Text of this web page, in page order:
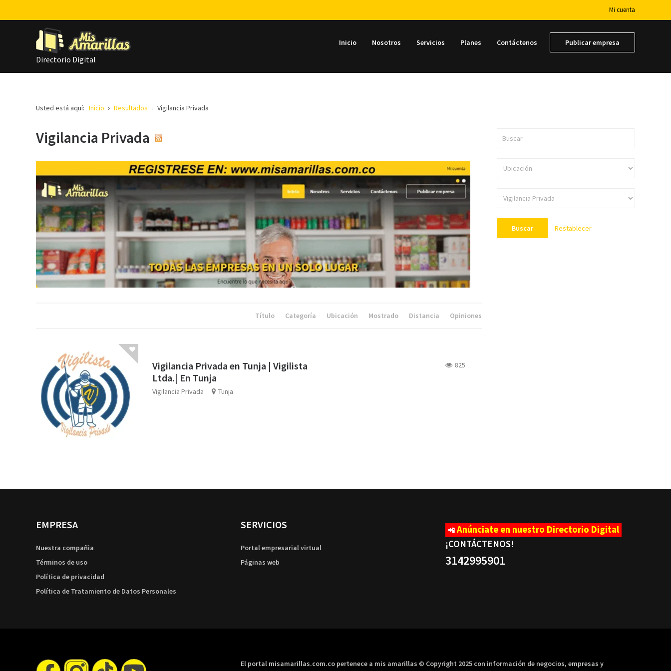
Mi cuenta
Directorio Digital
Inicio Nosotros Servicios Planes Contáctenos Publicar empresa
Usted está aquí: Inicio Resultados Vigilancia Privada
Vigilancia Privada
Título Categoría Ubicación Mostrado Distancia Opiniones
Vigilancia Privada en Tunja | Vigilista
Ltda.| En Tunja
Vigilancia Privada Tunja
825
Buscar Restablecer
EMPRESA
Nuestra compañia
Términos de uso
Política de privacidad
Política de Tratamiento de Datos Personales
SERVICIOS
Portal empresarial virtual
Páginas web
📲 Anúnciate en nuestro Directorio Digital
¡CONTÁCTENOS!
3142995901
El portal misamarillas.com.co pertenece a mis amarillas © Copyright 2025 con información de negocios, empresas y